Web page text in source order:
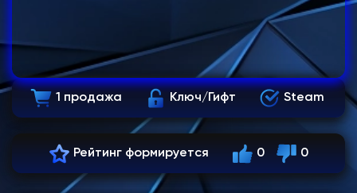
1 продажа Ключ/Гифт Steam
Рейтинг формируется 0 0